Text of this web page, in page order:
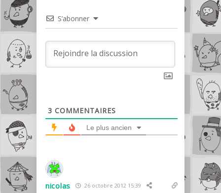
S’abonner
3 COMMENTAIRES
Le plus ancien
nicolas 26 octobre 2012 15:39